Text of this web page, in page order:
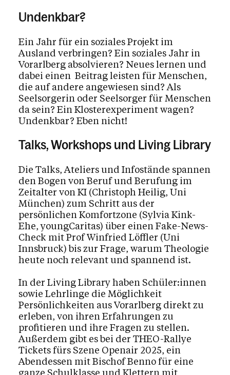
Undenkbar?
Ein Jahr für ein soziales Projekt im
Ausland verbringen? Ein soziales Jahr in
Vorarlberg absolvieren? Neues lernen und
dabei einen Beitrag leisten für Menschen,
die auf andere angewiesen sind? Als
Seelsorgerin oder Seelsorger für Menschen
da sein? Ein Klosterexperiment wagen?
Undenkbar? Eben nicht!
Talks, Workshops und Living Library
Die Talks, Ateliers und Infostände spannen
den Bogen von Beruf und Berufung im
Zeitalter von KI (Christoph Heilig, Uni
München) zum Schritt aus der
persönlichen Komfortzone (Sylvia Kink-
Ehe, youngCaritas) über einen Fake-News-
Check mit Prof Winfried Löffler (Uni
Innsbruck) bis zur Frage, warum Theologie
heute noch relevant und spannend ist.
In der Living Library haben Schüler:innen
sowie Lehrlinge die Möglichkeit
Persönlichkeiten aus Vorarlberg direkt zu
erleben, von ihren Erfahrungen zu
profitieren und ihre Fragen zu stellen.
Außerdem gibt es bei der THEO-Rallye
Tickets fürs Szene Openair 2025, ein
Abendessen mit Bischof Benno für eine